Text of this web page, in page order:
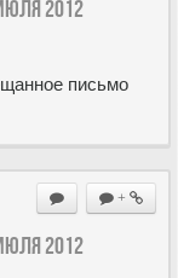
2012
письмо
+
2012